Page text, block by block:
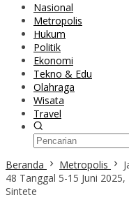
Nasional
Metropolis
Hukum
Politik
Ekonomi
Tekno & Edu
Olahraga
Wisata
Travel
Beranda Metropolis
48 Tanggal 5-15 Juni
Sintete